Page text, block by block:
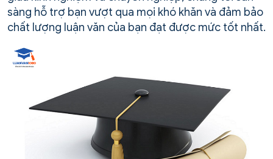
sàng hỗ trợ bạn vượt qua mọi khó khăn và đảm bảo
chất lượng luận văn của bạn đạt được mức tốt nhất.